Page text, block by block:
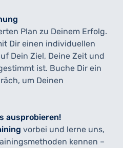
Plan zu Deinem Erfolg.
Dir einen individuellen
Dein Ziel, Deine Zeit und
ist. Buche Dir ein
um Deinen
ausprobieren!
vorbei und lerne uns,
kennen –